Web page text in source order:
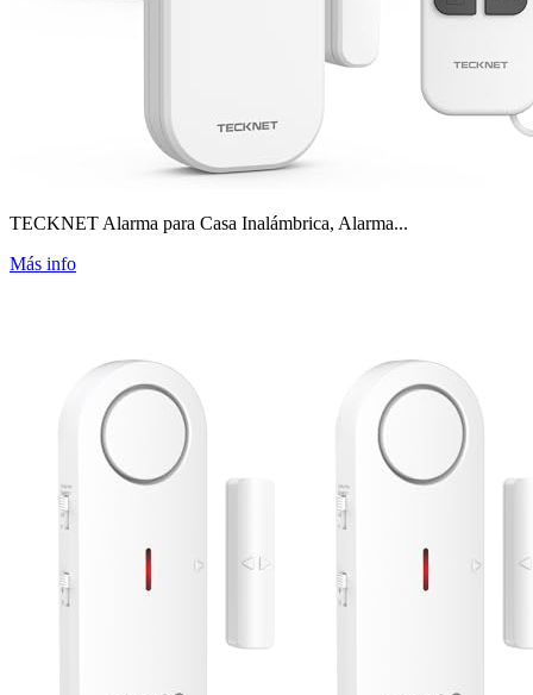
TECKNET Alarma para Casa Inalámbrica, Alarma...
Más info